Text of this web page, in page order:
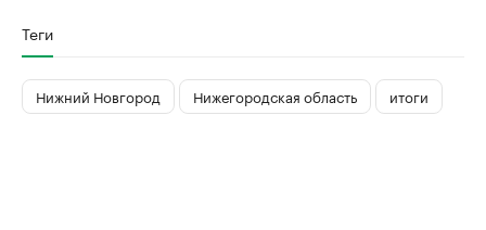
Теги
Нижний Новгород Нижегородская область итоги